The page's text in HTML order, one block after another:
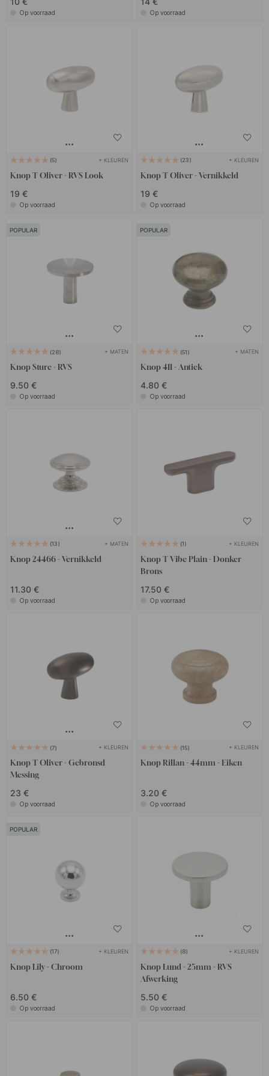
Op voorraad Op voorraad
5 + KLEUREN
Knop T Oliver - RVS Look
19 €
Op voorraad
23 + KLEUREN
Knop T Oliver - Vernikkeld
19 €
Op voorraad
POPULAR
28 + MATEN
Knop Sture - RVS
9.50 €
Op voorraad
POPULAR
51 + MATEN
Knop 411 - Antiek
4.80 €
Op voorraad
13 + MATEN
Knop 24466 - Vernikkeld
11.30 €
Op voorraad
1 + KLEUREN
Knop T Vibe Plain - Donker
Brons
17.50 €
Op voorraad
7 + KLEUREN
Knop T Oliver - Gebronsd
Messing
23 €
Op voorraad
15 + KLEUREN
Knop Rillan - 44mm - Eiken
3.20 €
Op voorraad
POPULAR
17 + KLEUREN
Knop Lily - Chroom
6.50 €
Op voorraad
8 + KLEUREN
Knop Lund - 25mm - RVS
Afwerking
5.50 €
Op voorraad